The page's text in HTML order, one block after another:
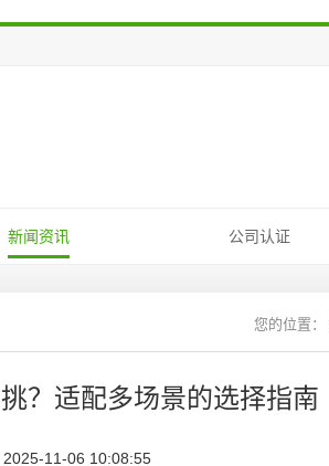
新闻资讯 公司认证
？适配多场景的选择指南
2025-11-06 10:08:55